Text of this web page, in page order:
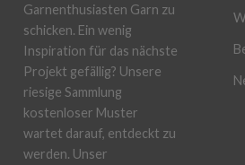
Garnenthusiasten Garn zu
schicken. Ein wenig
Inspiration für das nächste
Projekt gefällig? Unsere
riesige Sammlung
kostenloser Muster
wartet darauf, entdeckt zu
werden. Unser